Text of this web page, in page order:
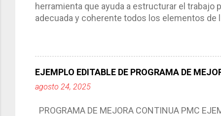
herramienta que ayuda a estructurar el
adecuada y coherente todos los elementos de
Tiene un carácter flexible, es decir permite
interacción de otros miembros de la
EJEMPLO EDITABLE DE PROGRAMA DE
agosto 24, 2025
PROGRAMA DE MEJORA CONTINUA PMC